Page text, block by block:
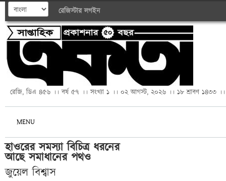
রেজিস্টার লগইন
রেজি, ডিএ ৪৫৬ ।। বর্ষ ৫৭ ।। সংখ্যা ১ ।। ০২ আগস্ট, ২০২৬ ।। ১৮ শ্রাবণ ১৪৩৩ ।।
MENU
হাওরের সমস্যা বিচিত্র ধরনের
আছে সমাধানের পথও
জুয়েল বিশ্বাস